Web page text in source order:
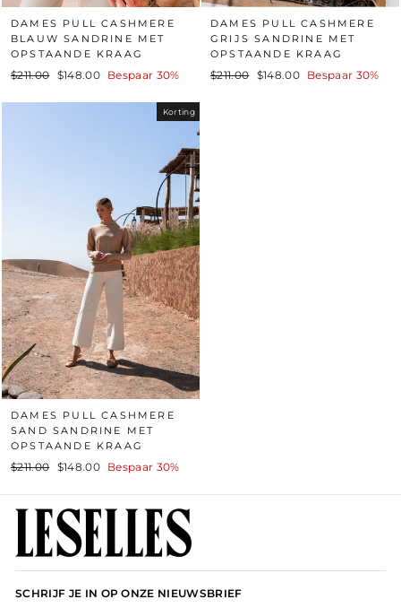
DAMES PULL CASHMERE
BLAUW SANDRINE MET
OPSTAANDE KRAAG
Standaard
$211.00 Prijs
$148.00 Bespaar 30%
DAMES PULL CASHMERE
GRIJS SANDRINE MET
OPSTAANDE KRAAG
Standaard
$211.00 Prijs
$148.00 Bespaar 30%
Korting
DAMES PULL CASHMERE
SAND SANDRINE MET
OPSTAANDE KRAAG
Standaard
$211.00 Prijs
$148.00 Bespaar 30%
SCHRIJF JE IN OP ONZE NIEUWSBRIEF